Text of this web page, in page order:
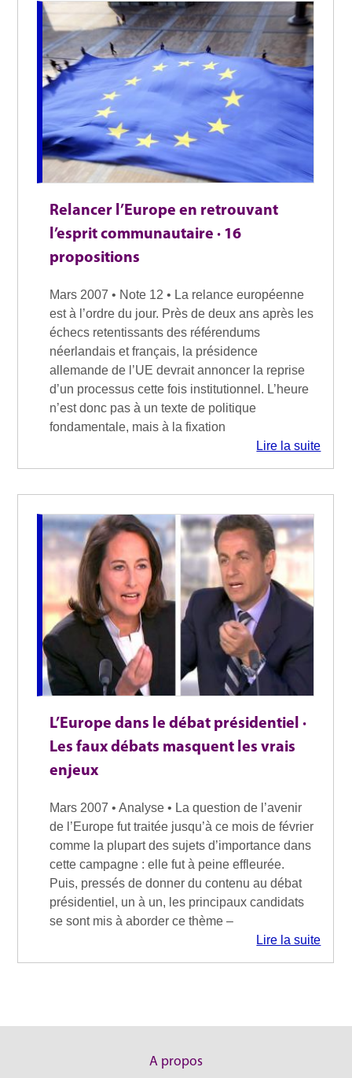
Relancer l’Europe en retrouvant
l’esprit communautaire · 16
propositions
Mars 2007 • Note 12 • La relance européenne
est à l’ordre du jour. Près de deux ans après les
échecs retentissants des référendums
néerlandais et français, la présidence
allemande de l’UE devrait annoncer la reprise
d’un processus cette fois institutionnel. L’heure
n’est donc pas à un texte de politique
fondamentale, mais à la fixation
Lire la suite
L’Europe dans le débat présidentiel ·
Les faux débats masquent les vrais
enjeux
Mars 2007 • Analyse • La question de l’avenir
de l’Europe fut traitée jusqu’à ce mois de février
comme la plupart des sujets d’importance dans
cette campagne : elle fut à peine effleurée.
Puis, pressés de donner du contenu au débat
présidentiel, un à un, les principaux candidats
se sont mis à aborder ce thème –
Lire la suite
A propos